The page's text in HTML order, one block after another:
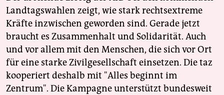
Landtagswahlen zeigt, wie stark rechtsextreme
Kräfte inzwischen geworden sind. Gerade jetzt
braucht es Zusammenhalt und Solidarität. Auch
und vor allem mit den Menschen, die sich vor Ort
für eine starke Zivilgesellschaft einsetzen. Die taz
kooperiert deshalb mit "Alles beginnt im
Zentrum". Die Kampagne unterstützt bundesweit